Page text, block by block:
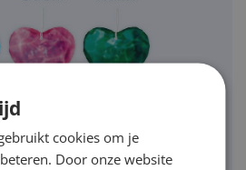
cookies om je
Door onze website